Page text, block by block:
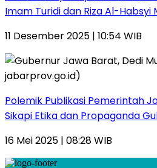
Imam Turidi dan Riza Al-
11 Desember 2025 | 10:54 WIB
Polemik Publikasi Pemerintah
Sikapi Etika dan Propaganda
16 Mei 2025 | 08:28 WIB